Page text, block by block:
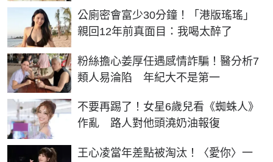
公廁密會富少30分鐘！「港版瑤瑤」
親回12年前真面目：我喝太醉了
粉絲擔心姜厚任遇感情詐騙！醫分析7
類人易淪陷 年紀大不是第一
不要再踢了！女星6歲兒看《蜘蛛人》
作亂 路人對他頭澆奶油報復
王心凌當年差點被淘汰！〈愛你〉一